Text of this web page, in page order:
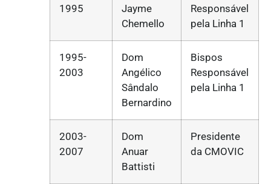
1995
Jayme
Chemello
Responsável
pela Linha 1
1995-
2003
Dom
Angélico
Sândalo
Bernardino
Bispos
Responsável
pela Linha 1
2003-
2007
Dom
Anuar
Battisti
Presidente
da CMOVIC